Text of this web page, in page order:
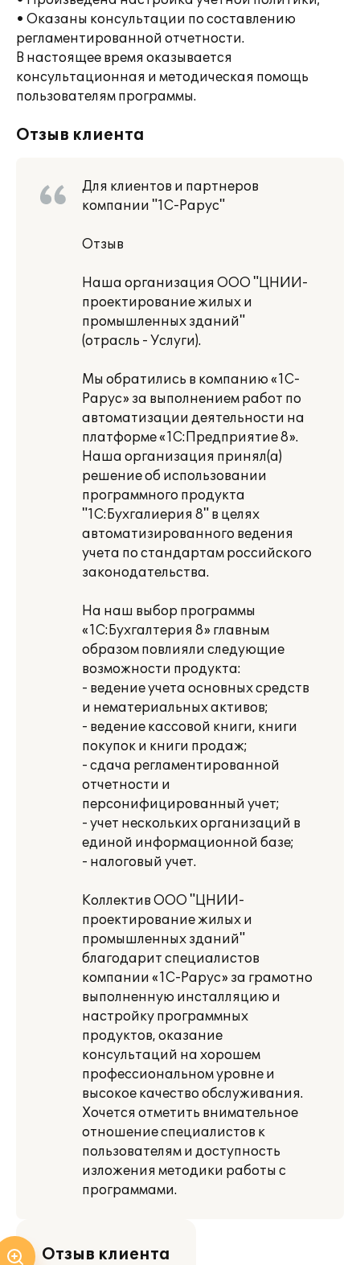
• Оказаны консультации по составлению
регламентированной отчетности.
В настоящее время оказывается
консультационная и методическая помощь
пользователям программы.
Отзыв клиента
Для клиентов и партнеров
компании "1С-Рарус"
Отзыв
Наша организация ООО "ЦНИИ-
проектирование жилых и
промышленных зданий"
(отрасль - Услуги).
Мы обратились в компанию «1С-
Рарус» за выполнением работ по
автоматизации деятельности на
платформе «1С:Предприятие 8».
Наша организация принял(а)
решение об использовании
программного продукта
"1С:Бухгалиерия 8" в целях
автоматизированного ведения
учета по стандартам российского
законодательства.
На наш выбор программы
«1С:Бухгалтерия 8» главным
образом повлияли следующие
возможности продукта:
- ведение учета основных средств
и нематериальных активов;
- ведение кассовой книги, книги
покупок и книги продаж;
- сдача регламентированной
отчетности и
персонифицированный учет;
- учет нескольких организаций в
единой информационной базе;
- налоговый учет.
Коллектив ООО "ЦНИИ-
проектирование жилых и
промышленных зданий"
благодарит специалистов
компании «1С-Рарус» за грамотно
выполненную инсталляцию и
настройку программных
продуктов, оказание
консультаций на хорошем
профессиональном уровне и
высокое качество обслуживания.
Хочется отметить внимательное
отношение специалистов к
пользователям и доступность
изложения методики работы с
программами.
Отзыв клиента